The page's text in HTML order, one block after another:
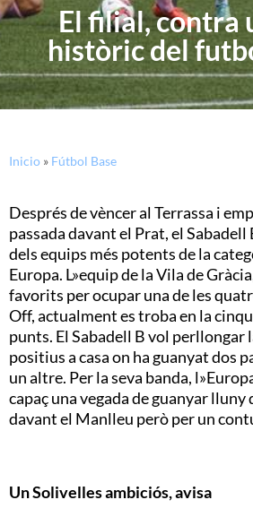
El filial, contra
històric del
Inicio » Fútbol Base
Després de vèncer al Terrassa i
passada davant el Prat, el
dels equips més potents de la
Europa. L»equip de la Vila de
favorits per ocupar una de les
Off, actualment es troba en la
punts. El Sabadell B vol perllongar
positius a casa on ha guanyat dos
un altre. Per la seva banda,
capaç una vegada de guanyar lluny
davant el Manlleu però per un
Un Solivelles ambiciós, avisa